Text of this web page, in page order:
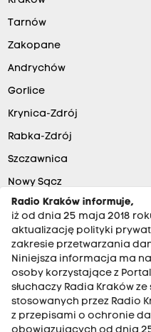
Tarnów
Zakopane
Andrychów
Gorlice
Krynica-Zdrój
Rabka-Zdrój
Szczawnica
Nowy Sącz
RADIO KRAKÓW SA. Aleja
Kraków
Radio Kraków informuje,
iż od dnia 25 maja 2018
aktualizację polityki
zakresie przetwarzania
Niniejsza informacja ma
osoby korzystające z
słuchaczy Radia Kraków ze
stosowanych przez Radio
z przepisami o ochronie